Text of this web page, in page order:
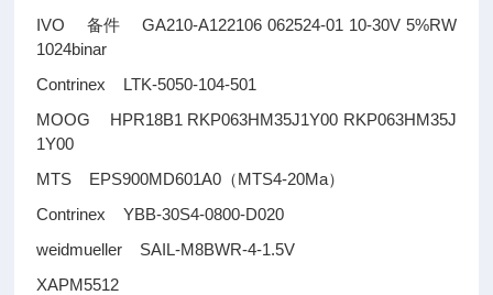
IVO 备件
GA210-A122106 062524-01 10-30V 5%RW
1024binar
Contrinex LTK-5050-104-501
MOOG HPR18B1 RKP063HM35J1Y00 RKP063HM35J
1Y00
MTS EPS900MD601A0 （MTS4-20Ma）
Contrinex YBB-30S4-0800-D020
weidmueller SAIL-M8BWR-4-1.5V
XAPM5512